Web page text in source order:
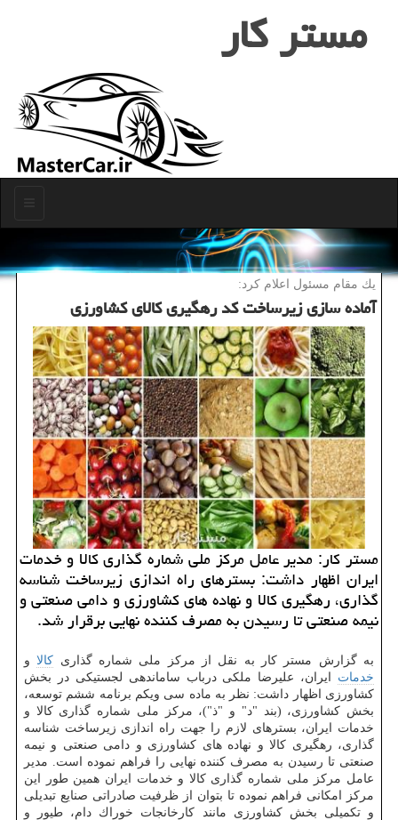
مستر كار
یك مقام مسئول اعلام كرد:
آماده سازی زیرساخت كد رهگیری كالای كشاورزی
مستر كار: مدیر عامل مركز ملی شماره گذاری كالا و خدمات
ایران اظهار داشت: بسترهای راه اندازی زیرساخت شناسه
گذاری، رهگیری كالا و نهاده های كشاورزی و دامی صنعتی و
نیمه صنعتی تا رسیدن به مصرف كننده نهایی برقرار شد.
به گزارش مستر كار به نقل از مركز ملی شماره گذاری كالاو
خدمات ایران، علیرضا ملكی درباب ساماندهی لجستیكی در بخش
كشاورزی اظهار داشت: نظر به ماده سی ویكم برنامه ششم توسعه،
بخش كشاورزی، (بند "د" و "ذ")، مركز ملی شماره گذاری كالا و
خدمات ایران، بسترهای لازم را جهت راه اندازی زیرساخت شناسه
گذاری، رهگیری كالا و نهاده های كشاورزی و دامی صنعتی و نیمه
صنعتی تا رسیدن به مصرف كننده نهایی را فراهم نموده است. مدیر
عامل مركز ملی شماره گذاری كالا و خدمات ایران همین طور این
مركز امكانی فراهم نموده تا بتوان از ظرفیت صادراتی صنایع تبدیلی
و تكمیلی بخش كشاورزی مانند كارخانجات خوراك دام، طیور و